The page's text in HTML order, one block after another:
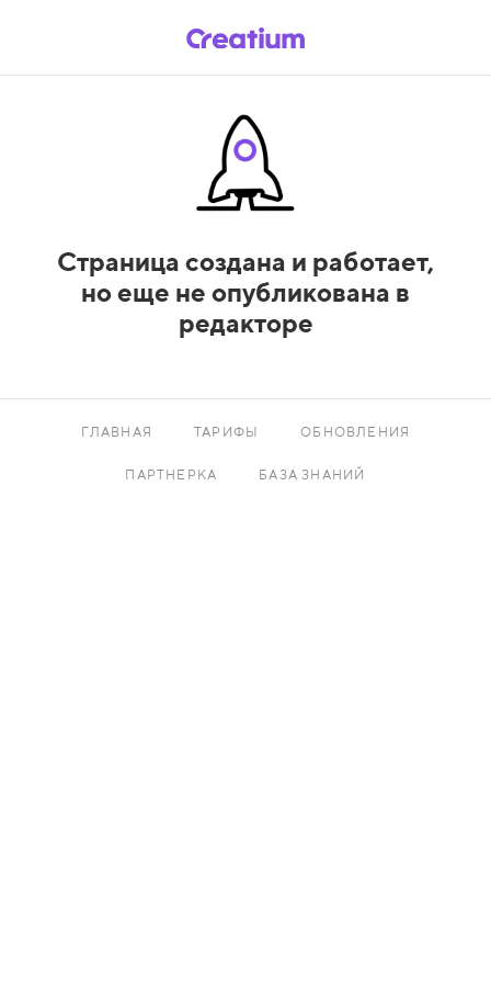
Страница создана и работает,
но еще не опубликована в
редакторе
ГЛАВНАЯ ТАРИФЫ ОБНОВЛЕНИЯ
ПАРТНЕРКА БАЗА ЗНАНИЙ